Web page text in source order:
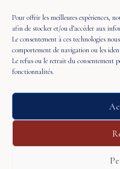
Pour offrir les meilleures expériences,
afin de stocker et/ou d’accéder aux
Le consentement à ces technologies
comportement de navigation ou les
Le refus ou le retrait du consentement
fonctionnalités.
© 2026 À Portée